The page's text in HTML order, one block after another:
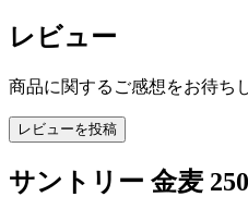
レビュー
商品に関するご感想をお待ち
レビューを投稿
サントリー 金麦